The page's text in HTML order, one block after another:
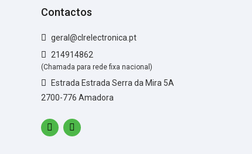
Contactos
geral@clrelectronica.pt
214914862
(Chamada para rede fixa nacional)
Estrada Estrada Serra da Mira 5A
2700-776 Amadora